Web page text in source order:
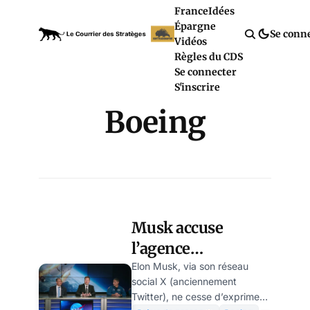
FranceIdées
Épargne
Vidéos
Règles du CDS
Se connecter
S'inscrire
Se
Boeing
Musk accuse
l’agence
américaine de
l’aviation de
Elon Musk, via son réseau
social X (anciennement
Twitter), ne cesse d’exprimer